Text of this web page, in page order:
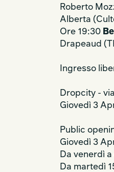
Roberto
Alberta
Ore 19:30
Drapeaud
Ingresso
Dropcity -
Giovedì 3
Public
Giovedì 3
Da venerdì
Da martedì